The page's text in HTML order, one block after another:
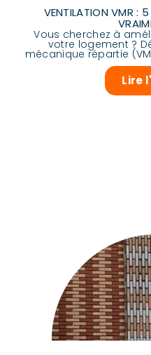
VENTILATION VMR :
Vous cherchez à
votre logement ?
mécanique répartie
Lire